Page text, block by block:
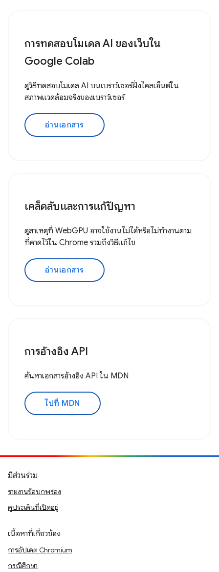
การทดสอบโมเดล AI ของเว็บใน
Google Colab
ดูวิธีทดสอบโมเดล AI บนเบราว์เซอร์ฝั่งไคลเอ็นต์ใน
สภาพแวดล้อมจริงของเบราว์เซอร์
อ่านเอกสาร
เคล็ดลับและการแก้ปัญหา
ดูสาเหตุที่ WebGPU อาจใช้งานไม่ได้หรือไม่ทำงานตาม
ที่คาดไว้ใน Chrome รวมถึงวิธีแก้ไข
อ่านเอกสาร
การอ้างอิง API
ค้นหาเอกสารอ้างอิง API ใน MDN
ไปที่ MDN
มีส่วนร่วม
รายงานข้อบกพร่อง
ดูประเด็นที่เปิดอยู่
เนื้อหาที่เกี่ยวข้อง
การอัปเดต Chromium
กรณีศึกษา